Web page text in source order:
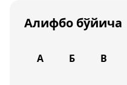
Алифбо бўйича
А Б В